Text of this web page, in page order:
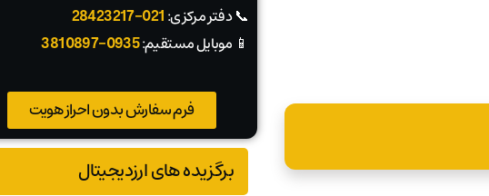
📞 دفتر مرکزی:021-28423217
📱 موبایل مستقیم:0935-3810897
فرم سفارش بدون احراز هویت
برگزیده های ارزدیجیتال